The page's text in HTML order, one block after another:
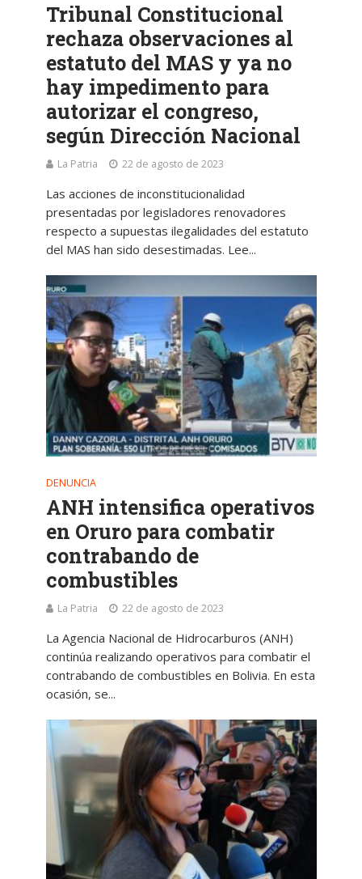
Tribunal Constitucional
rechaza observaciones al
estatuto del MAS y ya no
hay impedimento para
autorizar el congreso,
según Dirección Nacional
La Patria 22 de agosto de 2023
Las acciones de inconstitucionalidad
presentadas por legisladores renovadores
respecto a supuestas ilegalidades del estatuto
del MAS han sido desestimadas. Lee...
DENUNCIA
ANH intensifica operativos
en Oruro para combatir
contrabando de
combustibles
La Patria 22 de agosto de 2023
La Agencia Nacional de Hidrocarburos (ANH)
continúa realizando operativos para combatir el
contrabando de combustibles en Bolivia. En esta
ocasión, se...